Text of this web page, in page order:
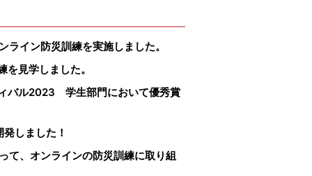
ライン防災訓練を実施しました。
見学しました。
バル2023 学生部門において優秀賞
しました！
て、オンラインの防災訓練に取り組